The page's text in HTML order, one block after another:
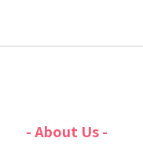
- About Us -